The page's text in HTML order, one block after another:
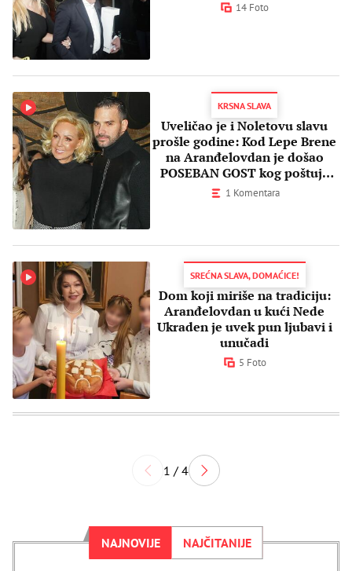
14 Foto
KRSNA SLAVA
Uveličao je i Noletovu slavu
prošle godine: Kod Lepe Brene
na Aranđelovdan je došao
POSEBAN GOST kog poštuje
cela Srbija
1 Komentara
SREĆNA SLAVA, DOMAĆICE!
Dom koji miriše na tradiciju:
Aranđelovdan u kući Nede
Ukraden je uvek pun ljubavi i
unučadi
5 Foto
1 / 4
NAJNOVIJE NAJČITANIJE